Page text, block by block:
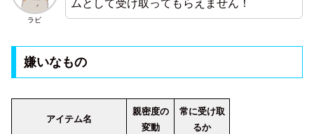
ラビ
ムとして受け取ってもらえません！
嫌いなもの
アイテム名
親密度の
変動
常に受け取
るか